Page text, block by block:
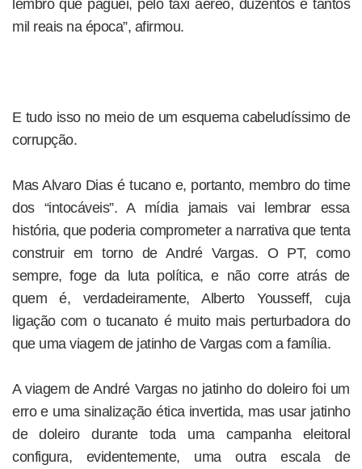
lembro que paguei, pelo táxi aéreo, duzentos e tantos
mil reais na época”, afirmou.
E tudo isso no meio de um esquema cabeludíssimo de
corrupção.
Mas Alvaro Dias é tucano e, portanto, membro do time
dos “intocáveis”. A mídia jamais vai lembrar essa
história, que poderia comprometer a narrativa que tenta
construir em torno de André Vargas. O PT, como
sempre, foge da luta política, e não corre atrás de
quem é, verdadeiramente, Alberto Yousseff, cuja
ligação com o tucanato é muito mais perturbadora do
que uma viagem de jatinho de Vargas com a família.
A viagem de André Vargas no jatinho do doleiro foi um
erro e uma sinalização ética invertida, mas usar jatinho
de doleiro durante toda uma campanha eleitoral
configura, evidentemente, uma outra escala de